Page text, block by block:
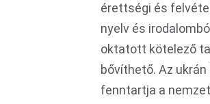
érettségi és
nyelv és
oktatott kötelező
bővíthető. Az
fenntartja a